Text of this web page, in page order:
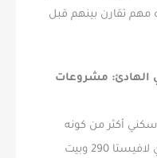
مهم تقارن بينهم قبل
الهادئ: مشروعات
سكني أكثر من كونه
تجاري، فمشروعات حدائق أكتوبر زي لافيستا 290 وبيت